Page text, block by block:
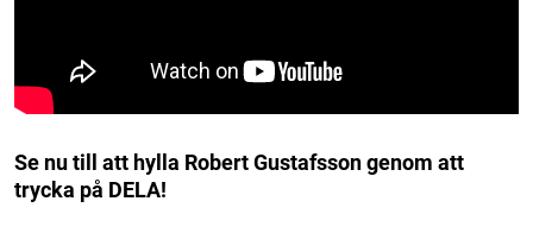
Se nu till att hylla Robert Gustafsson genom att
trycka på DELA!